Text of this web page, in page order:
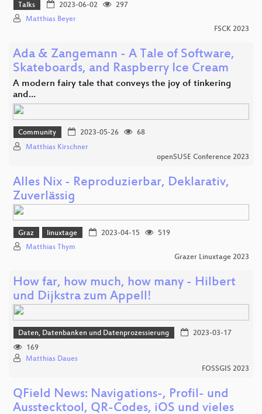
Talks 2023-06-02
297
Matthias Beyer
FSCK 2023
Ada & Zangemann - A Tale of Software,
Skateboards, and Raspberry Ice Cream
A modern fairy tale that conveys the joy of tinkering
and…
Community 2023-05-26
68
Matthias Kirschner
openSUSE Conference 2023
Alles Nix - Reproduzierbar, Deklarativ,
Zuverlässig
Graz linuxtage 2023-04-15
519
Matthias Thym
Grazer Linuxtage 2023
How far, how much, how many - Hilbert
und Dijkstra zum Appell!
Daten, Datenbanken und Datenprozessierung
2023-03-17
169
Matthias Daues
FOSSGIS 2023
QField News: Navigations-, Profil- und
Ausstecktool, QR-Codes, iOS und vieles